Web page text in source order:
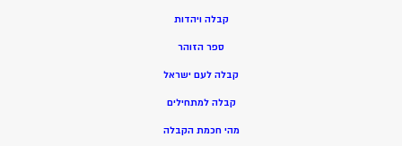
קבלה ויהדות
ספר הזוהר
קבלה לעם ישראל
קבלה למתחילים
מהי חכמת הקבלה